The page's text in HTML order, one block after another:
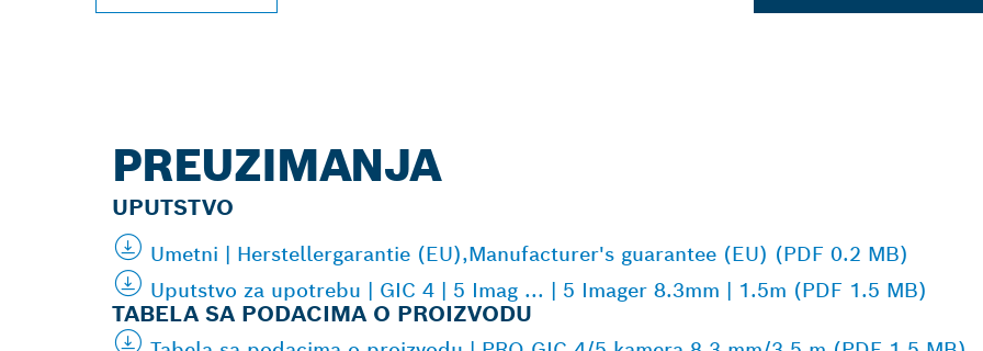
PREUZIMANJA
UPUTSTVO
Umetni | Herstellergarantie (EU),Manufacturer's guarantee (EU) (PDF 0.2 MB)
Uputstvo za upotrebu | GIC 4 | 5 Imag ... | 5 Imager 8.3mm | 1.5m (PDF 1.5 MB)
TABELA SA PODACIMA O PROIZVODU